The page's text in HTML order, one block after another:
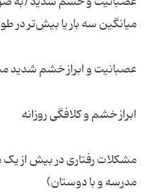
میانگین سه بار یا بیش‌تر در
عصبانیت و ابراز خشم شدید
ابراز خشم و کلافگی روزانه
مشکلات رفتاری در بیش از
مدرسه و با دوستان)